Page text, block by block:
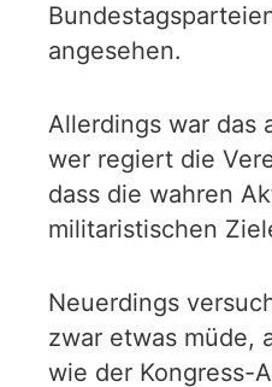
angesehen.
Allerdings war das
wer regiert die
dass die wahren
militaristischen
Neuerdings
zwar etwas müde,
wie der Kongress-